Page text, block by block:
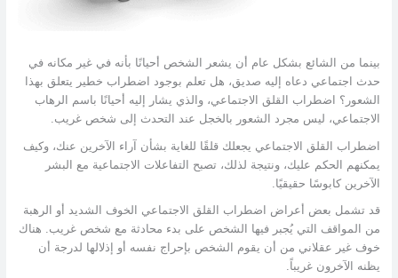
بينما من الشائع بشكل عام أن يشعر الشخص أحيانًا بأنه في غير مكانه في
حدث اجتماعي دعاه إليه صديق، هل تعلم بوجود اضطراب خطير يتعلق بهذا
الشعور؟ اضطراب القلق الاجتماعي، والذي يشار إليه أحيانًا باسم الرهاب
الاجتماعي، ليس مجرد الشعور بالخجل عند التحدث إلى شخص غريب.
اضطراب القلق الاجتماعي يجعلك قلقًا للغاية بشأن آراء الآخرين عنك، وكيف
يمكنهم الحكم عليك، ونتيجة لذلك، تصبح التفاعلات الاجتماعية مع البشر
الآخرين كابوسًا حقيقيًا.
قد تشمل بعض أعراض اضطراب القلق الاجتماعي الخوف الشديد أو الرهبة
من المواقف التي يُجبر فيها الشخص على بدء محادثة مع شخص غريب. هناك
خوف غير عقلاني من أن يقوم الشخص بإحراج نفسه أو إذلالها لدرجة أن
يظنه الآخرون غريباً.